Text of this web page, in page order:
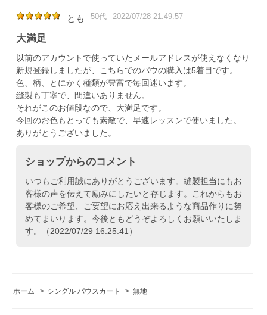
とも 50代 2022/07/28 21:49:57
大満足
以前のアカウントで使っていたメールアドレスが使えなくなり
新規登録しましたが、こちらでのパウの購入は5着目です。
色、柄、とにかく種類が豊富で毎回迷います。
縫製も丁寧で、間違いありません。
それがこのお値段なので、大満足です。
今回のお色もとっても素敵で、早速レッスンで使いました。
ありがとうございました。
ショップからのコメント
いつもご利用誠にありがとうございます。縫製担当にもお
客様の声を伝えて励みにしたいと存じます。これからもお
客様のご希望、ご要望にお応え出来るような商品作りに努
めてまいります。今後ともどうぞよろしくお願いいたしま
す。（2022/07/29 16:25:41）
ホーム > シングル パウスカート > 無地